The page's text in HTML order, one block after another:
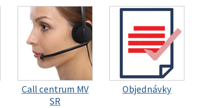
Call centrum MV
SR
Objednávky